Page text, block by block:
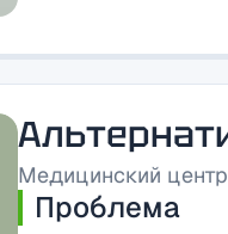
Медицинский
Проблема